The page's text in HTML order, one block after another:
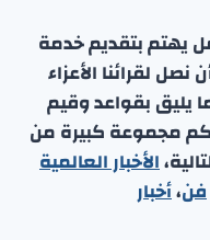
يهتم بتقديم خدمة
لقرائنا الأعزاء
يليق بقواعد وقيم
مجموعة كبيرة من
الأخبار العالمية
فن،أخبار